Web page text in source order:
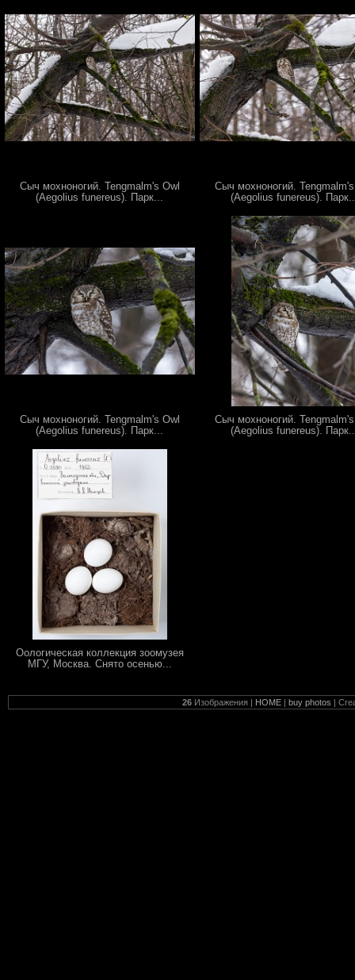
Сыч мохноногий. Tengmalm's Owl
(Aegolius funereus). Парк...
Сыч мохноногий.
(Aegolius funereus).
Сыч мохноногий. Tengmalm's Owl
(Aegolius funereus). Парк...
Сыч мохноногий.
(Aegolius funereus).
Оологическая коллекция зоомузея
МГУ, Москва. Снято осенью...
26 Изображения | HOME | buy photos |